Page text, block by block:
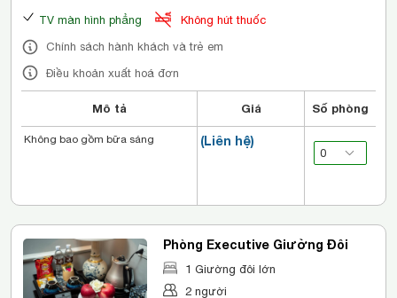
TV màn hình phẳng
Không hút thuốc
Chính sách hành khách và trẻ em
Điều khoản xuất hoá đơn
Mô tả Giá Số phòng
(Liên hệ)
Không bao gồm bữa sáng
Phòng Executive Giường Đôi
1 Giường đôi lớn
2 người